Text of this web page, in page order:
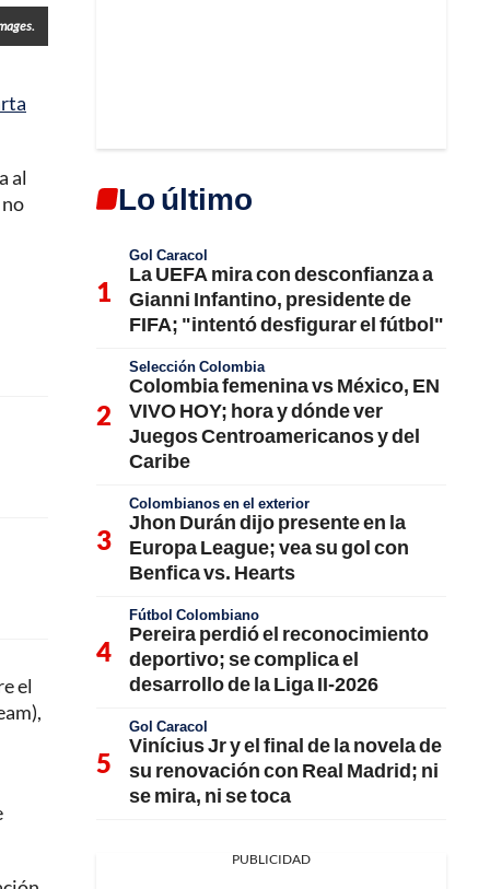
al
el
Lo último
Gol Caracol
La UEFA mira con desconfianza a
Gianni Infantino, presidente de
FIFA; "intentó desfigurar el fútbol"
Selección Colombia
Colombia femenina vs México, EN
VIVO HOY; hora y dónde ver
Juegos Centroamericanos y del
Caribe
Colombianos en el exterior
Jhon Durán dijo presente en la
Europa League; vea su gol con
Benfica vs. Hearts
Fútbol Colombiano
Pereira perdió el reconocimiento
deportivo; se complica el
desarrollo de la Liga II-2026
Gol Caracol
Vinícius Jr y el final de la novela de
su renovación con Real Madrid; ni
se mira, ni se toca
PUBLICIDAD